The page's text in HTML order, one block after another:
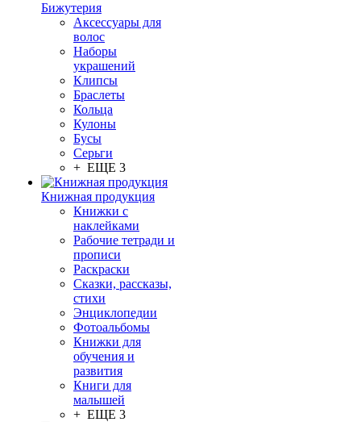
Бижутерия
Аксессуары для
волос
Наборы
украшений
Клипсы
Браслеты
Кольца
Кулоны
Бусы
Серьги
+ ЕЩЕ 3
Книжная продукция
Книжки с
наклейками
Рабочие тетради и
прописи
Раскраски
Сказки, рассказы,
стихи
Энциклопедии
Фотоальбомы
Книжки для
обучения и
развития
Книги для
малышей
+ ЕЩЕ 3